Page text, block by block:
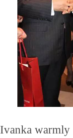
Ivanka warmly